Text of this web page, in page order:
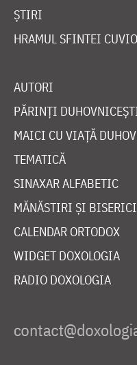
ȘTIRI
HRAMUL SFINTEI
AUTORI
PĂRINȚI
MAICI CU VIAȚĂ
TEMATICĂ
SINAXAR ALFABETIC
MĂNĂSTIRI ȘI BISERICI
CALENDAR ORTODOX
WIDGET DOXOLOGIA
RADIO DOXOLOGIA